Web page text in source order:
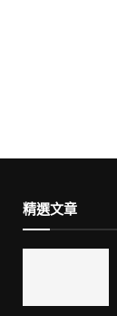
精選文章